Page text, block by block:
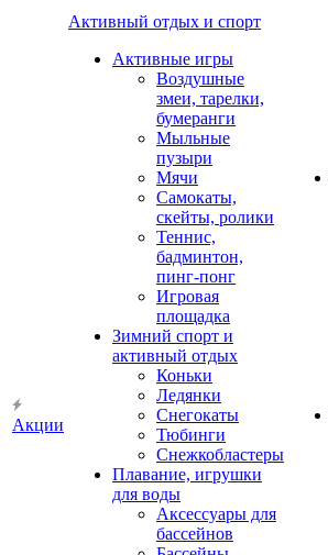
Акции
Активный отдых и спорт
Активные игры
Воздушные
змеи, тарелки,
бумеранги
Мыльные
пузыри
Мячи
Самокаты,
скейты, ролики
Теннис,
бадминтон,
пинг-понг
Игровая
площадка
Зимний спорт и
активный отдых
Коньки
Ледянки
Снегокаты
Тюбинги
Снежкобластеры
Плавание, игрушки
для воды
Аксессуары для
бассейнов